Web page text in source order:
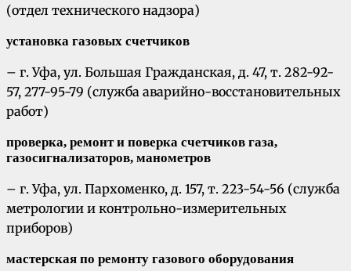
(отдел технического надзора)
установка газовых счетчиков
– г. Уфа, ул. Большая Гражданская, д. 47, т. 282-92-
57, 277-95-79 (служба аварийно-восстановительных
работ)
проверка, ремонт и поверка счетчиков газа,
газосигнализаторов, манометров
– г. Уфа, ул. Пархоменко, д. 157, т. 223-54-56 (служба
метрологии и контрольно-измерительных
приборов)
мастерская по ремонту газового оборудования